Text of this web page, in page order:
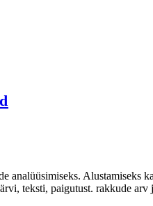
analüüsimiseks. Alustamiseks
teksti, paigutust. rakkude arv